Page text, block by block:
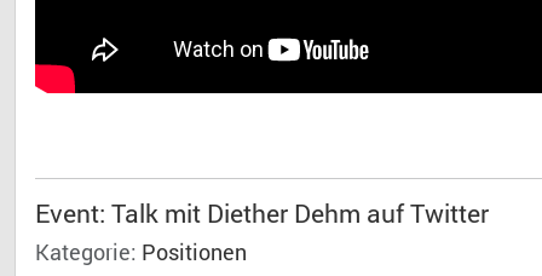
Event: Talk mit Diether Dehm auf Twitter
Kategorie: Positionen